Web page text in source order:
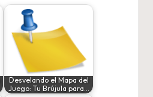
Desvelando el Mapa del
Juego: Tu Brújula para…